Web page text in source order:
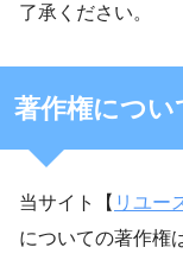
了承ください。
著作権につい
当サイト【 リユー
についての著作権